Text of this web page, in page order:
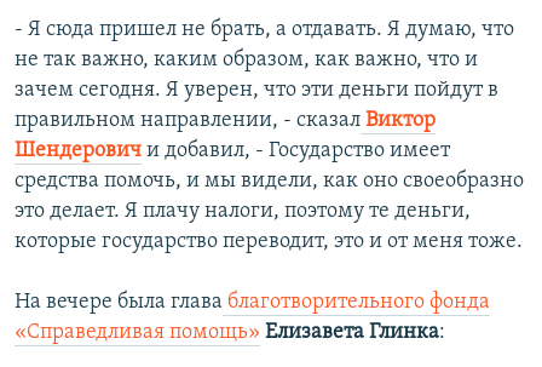
o
u
s
s
l
i
d
s
l
i
d
e
- Я сюда пришел не брать, а отдавать. Я думаю, что
не так важно, каким образом, как важно, что и
зачем сегодня. Я уверен, что эти деньги пойдут в
правильном направлении, - сказал Виктор
Шендерович и добавил, - Государство имеет
средства помочь, и мы видели, как оно своеобразно
это делает. Я плачу налоги, поэтому те деньги,
которые государство переводит, это и от меня тоже.
На вечере была глава благотворительного фонда
«Справедливая помощь» Елизавета Глинка: